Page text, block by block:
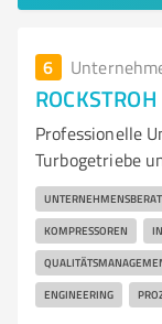
6
Professionelle
Turbogetriebe
KOMPRESSOREN
ENGINEERING